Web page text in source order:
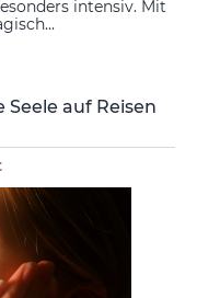
intensiv. Mit
auf Reisen